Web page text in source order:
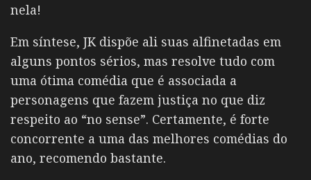
nela!
Em síntese, JK dispõe ali suas alfinetadas em
alguns pontos sérios, mas resolve tudo com
uma ótima comédia que é associada a
personagens que fazem justiça no que diz
respeito ao “no sense”. Certamente, é forte
concorrente a uma das melhores comédias do
ano, recomendo bastante.